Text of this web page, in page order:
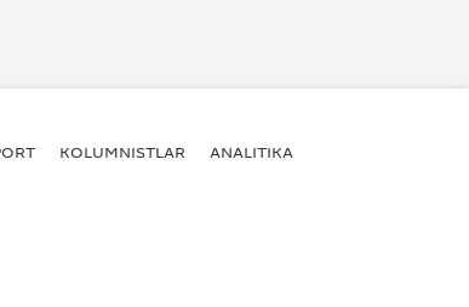
KOLUMNISTLAR ANALITIKA